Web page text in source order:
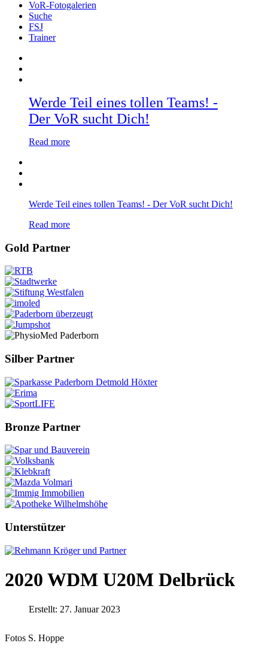
VoR-Fotogalerien
Suche
FSJ
Trainer
Werde Teil eines tollen Teams! -
Der VoR sucht Dich!
Read more
Werde Teil eines tollen Teams! - Der VoR sucht Dich!
Read more
Gold Partner
Silber Partner
Bronze Partner
Unterstützer
2020 WDM U20M Delbrück
Erstellt: 27. Januar 2023
Fotos S. Hoppe